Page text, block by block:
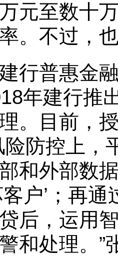
元至数十
。不过，
普惠金融
年建行推
理。目前，
险防控上
和外部数
客户’；再
后，运用
和处理。”